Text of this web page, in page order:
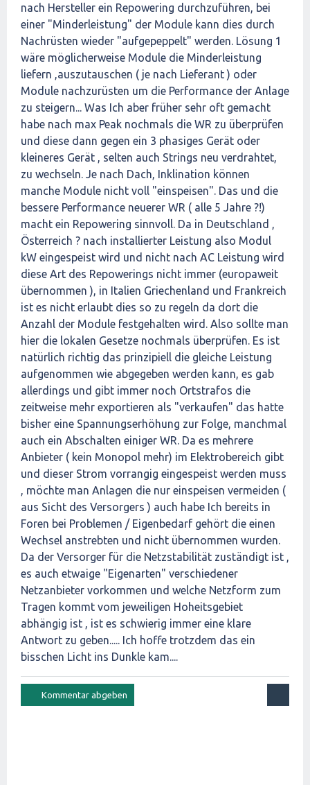
nach Hersteller ein Repowering durchzuführen, bei
einer "Minderleistung" der Module kann dies durch
Nachrüsten wieder "aufgepeppelt" werden. Lösung 1
wäre möglicherweise Module die Minderleistung
liefern ,auszutauschen ( je nach Lieferant ) oder
Module nachzurüsten um die Performance der Anlage
zu steigern... Was Ich aber früher sehr oft gemacht
habe nach max Peak nochmals die WR zu überprüfen
und diese dann gegen ein 3 phasiges Gerät oder
kleineres Gerät , selten auch Strings neu verdrahtet,
zu wechseln. Je nach Dach, Inklination können
manche Module nicht voll "einspeisen". Das und die
bessere Performance neuerer WR ( alle 5 Jahre ?!)
macht ein Repowering sinnvoll. Da in Deutschland ,
Österreich ? nach installierter Leistung also Modul
kW eingespeist wird und nicht nach AC Leistung wird
diese Art des Repowerings nicht immer (europaweit
übernommen ), in Italien Griechenland und Frankreich
ist es nicht erlaubt dies so zu regeln da dort die
Anzahl der Module festgehalten wird. Also sollte man
hier die lokalen Gesetze nochmals überprüfen. Es ist
natürlich richtig das prinzipiell die gleiche Leistung
aufgenommen wie abgegeben werden kann, es gab
allerdings und gibt immer noch Ortstrafos die
zeitweise mehr exportieren als "verkaufen" das hatte
bisher eine Spannungserhöhung zur Folge, manchmal
auch ein Abschalten einiger WR. Da es mehrere
Anbieter ( kein Monopol mehr) im Elektrobereich gibt
und dieser Strom vorrangig eingespeist werden muss
, möchte man Anlagen die nur einspeisen vermeiden (
aus Sicht des Versorgers ) auch habe Ich bereits in
Foren bei Problemen / Eigenbedarf gehört die einen
Wechsel anstrebten und nicht übernommen wurden.
Da der Versorger für die Netzstabilität zuständigt ist ,
es auch etwaige "Eigenarten" verschiedener
Netzanbieter vorkommen und welche Netzform zum
Tragen kommt vom jeweiligen Hoheitsgebiet
abhängig ist , ist es schwierig immer eine klare
Antwort zu geben..... Ich hoffe trotzdem das ein
bisschen Licht ins Dunkle kam....